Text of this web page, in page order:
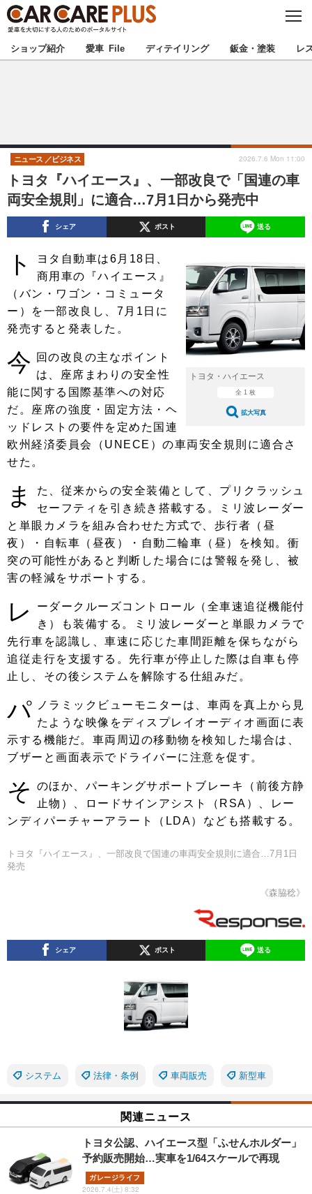
C
S
E
★カーケアプラス認定★ 厳選プロショップを地域から探す
甲信越 北陸
東海 関西
中国 四国
九州
注目の記事
ショップレポート 愛車 File
ストップ！不具合修理＆粗悪修理
鈑金・塗装
ディテイリング
洗車
ヘッドライト磨き コーティング
フィルム・ラッピング
小キズ直し 防錆
特集記事
ストップ 不具合修理＆粗悪修理
カーメーカー「旧車」関連プロジェ
クト
コラム
ショップ紹介
ショップレポート
レストア
カーメーカー「旧車」関連プロジ
インタビュー
イベント
イベント告知 イベントレポート
ショップ紹介 愛車 File ディテイリング 鈑金・塗装 レ
トヨタ『ハイエース』、一部改良で「国連の車
両安全規則」に適合…7月1日から発売中
ニュース ビジネス 2026.7.6 Mon 11:00
シェア ポスト 送る
トヨタ・ハイエース
全 1 枚
拡大写真
ト
ヨタ自動車は6月18日、
商用車の『ハイエース』
（バン・ワゴン・コミュータ
ー）を一部改良し、7月1日に
発売すると発表した。
今 回の改良の主なポイント
は、座席まわりの安全性
能に関する国際基準への対応
だ。座席の強度・固定方法・ヘ
ッドレストの要件を定めた国連
欧州経済委員会（UNECE）の車両安全規則に適合さ
せた。
ま
た、従来からの安全装備として、プリクラッシュ
セーフティを引き続き搭載する。ミリ波レーダー
と単眼カメラを組み合わせた方式で、歩行者（昼
夜）・自転車（昼夜）・自動二輪車（昼）を検知。衝
突の可能性があると判断した場合には警報を発し、被
害の軽減をサポートする。
レ
ーダークルーズコントロール（全車速追従機能付
き）も装備する。ミリ波レーダーと単眼カメラで
先行車を認識し、車速に応じた車間距離を保ちながら
追従走行を支援する。先行車が停止した際は自車も停
止し、その後システムを解除する仕組みだ。
パ
ノラミックビューモニターは、車両を真上から見
たような映像をディスプレイオーディオ画面に表
示する機能だ。車両周辺の移動物を検知した場合は、
ブザーと画面表示でドライバーに注意を促す。
そ
のほか、パーキングサポートブレーキ（前後方静
止物）、ロードサインアシスト（RSA）、レー
ンディパーチャーアラート（LDA）なども搭載する。
トヨタ『ハイエース』、一部改良で国連の車両安全規則に適合…7月1日
発売
《森脇稔》
シェア ポスト 送る
システム 法律・条例 車両販売 新型車
関連ニュース
トヨタ公認、ハイエース型「ふせんホルダー」
予約販売開始…実車を1/64スケールで再現
ガレージライフ
2026.7.4(土) 8:32